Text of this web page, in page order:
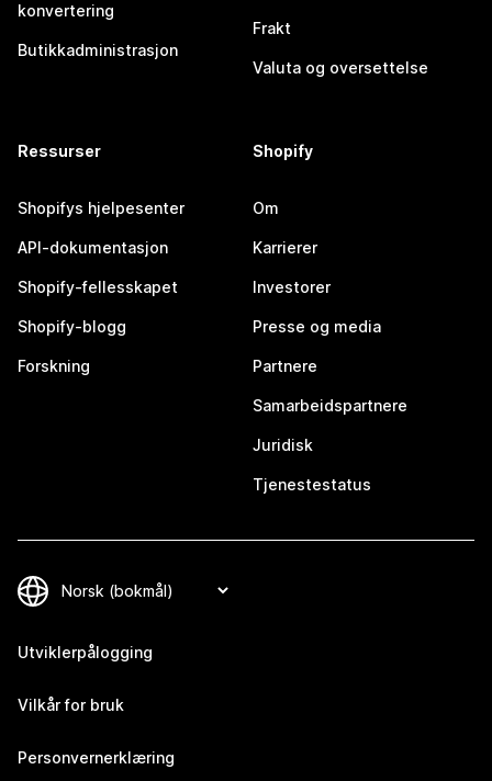
konvertering
Butikkadministrasjon
Frakt
Valuta og oversettelse
Ressurser
Shopifys hjelpesenter
API-dokumentasjon
Shopify-fellesskapet
Shopify-blogg
Forskning
Shopify
Om
Karrierer
Investorer
Presse og media
Partnere
Samarbeidspartnere
Juridisk
Tjenestestatus
Utviklerpålogging
Vilkår for bruk
Personvernerklæring